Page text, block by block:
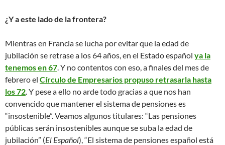
¿Y a este lado de la frontera?
Mientras en Francia se lucha por evitar que la edad de
jubilación se retrase a los 64 años, en el Estado español ya la
tenemos en 67. Y no contentos con eso, a finales del mes de
febrero el Círculo de Empresarios propuso retrasarla hasta
los 72. Y pese a ello no arde todo gracias a que nos han
convencido que mantener el sistema de pensiones es
“insostenible”. Veamos algunos titulares: “Las pensiones
públicas serán insostenibles aunque se suba la edad de
jubilación” (El Español), “El sistema de pensiones español está